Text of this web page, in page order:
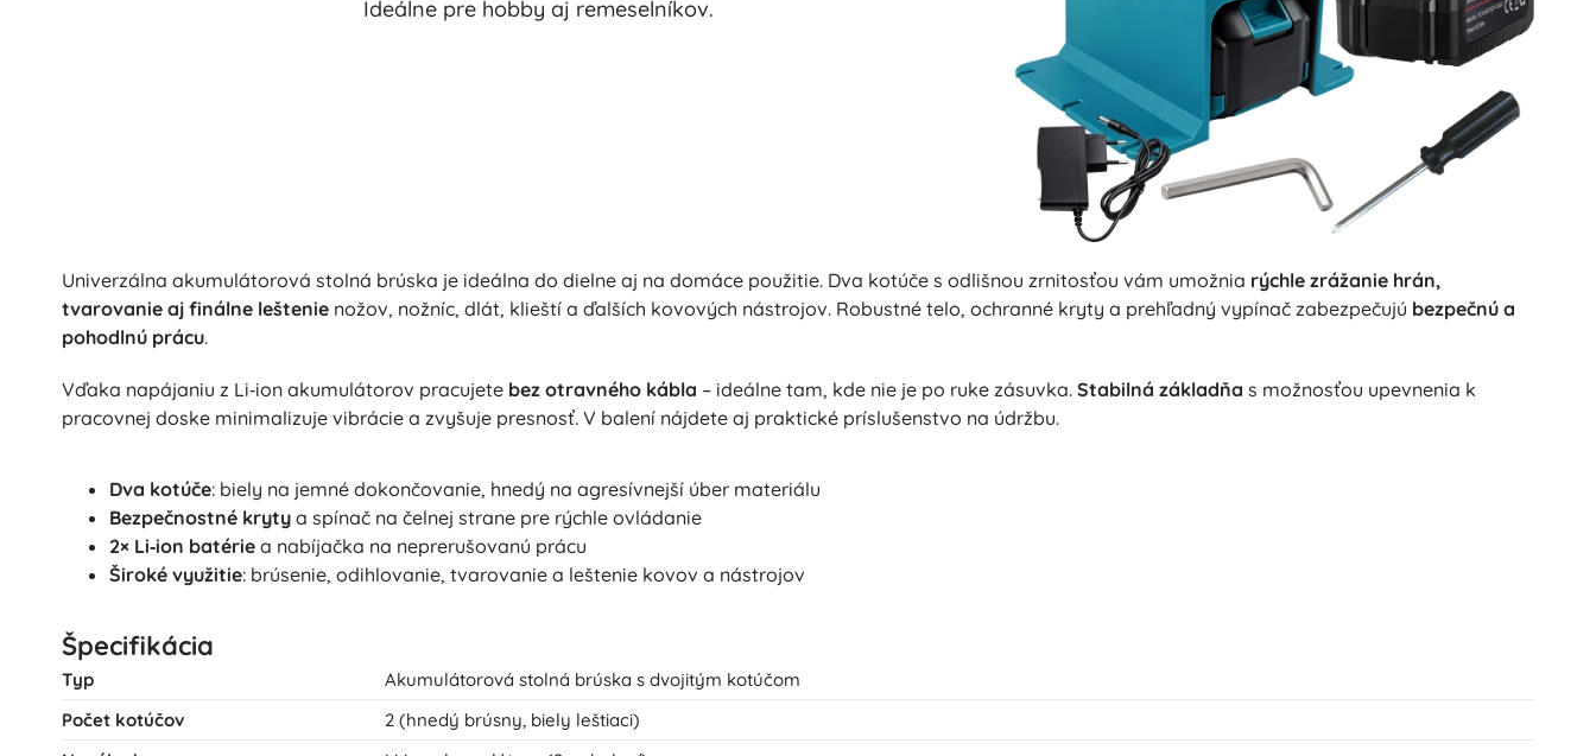
Ideálne pre hobby aj remeselníkov.
Univerzálna akumulátorová stolná brúska je ideálna do dielne aj na domáce použitie. Dva kotúče s odlišnou zrnitosťou vám umožnia rýchle zrážanie hrán,
tvarovanie aj finálne leštenie nožov, nožníc, dlát, klieští a ďalších kovových nástrojov. Robustné telo, ochranné kryty a prehľadný vypínač zabezpečujú bezpečnú a
pohodlnú prácu.
Vďaka napájaniu z Li‑ion akumulátorov pracujete bez otravného kábla – ideálne tam, kde nie je po ruke zásuvka. Stabilná základňa s možnosťou upevnenia k
pracovnej doske minimalizuje vibrácie a zvyšuje presnosť. V balení nájdete aj praktické príslušenstvo na údržbu.
Dva kotúče: biely na jemné dokončovanie, hnedý na agresívnejší úber materiálu
Bezpečnostné kryty a spínač na čelnej strane pre rýchle ovládanie
2× Li‑ion batérie a nabíjačka na neprerušovanú prácu
Široké využitie: brúsenie, odihlovanie, tvarovanie a leštenie kovov a nástrojov
Špecifikácia
Typ
Akumulátorová stolná brúska s dvojitým kotúčom
Počet kotúčov
2 (hnedý brúsny, biely leštiaci)